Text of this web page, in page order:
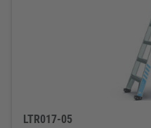
LTR017-05